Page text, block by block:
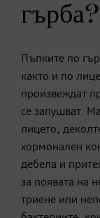
гърба?
Пъпките по
както и по
произвеждат
се запушват.
лицето,
хормонален
дебела и
за появата на
триене или